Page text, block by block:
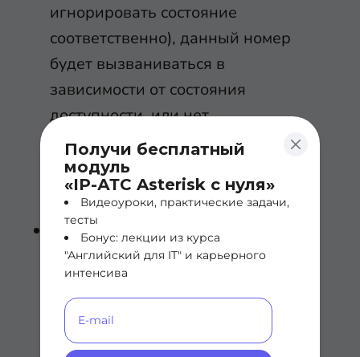
Получи бесплатный
модуль
«IP-АТС Asterisk с нуля»
Видеоуроки, практические задачи,
тесты
Бонус: лекции из курса
"Английский для IT" и карьерного
интенсива
игнорировать состояние
соответственно), данный номер
будет вызваниваться в
зависимости от состояния
доступности, или нет.
Перейдем к небольшому разделу
Assigned DID/CID:
DID Description - описание для
DID (Direct Inward Dialing). По
факту, DID это набранный
внешним абонентом номер, при
вызове которого звонок будет